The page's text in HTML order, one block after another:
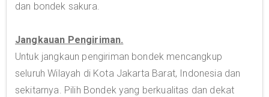
dan bondek sakura.
Jangkauan Pengiriman.
Untuk jangkaun pengiriman bondek mencangkup
seluruh Wilayah di Kota Jakarta Barat, Indonesia dan
sekitarnya. Pilih Bondek yang berkualitas dan dekat